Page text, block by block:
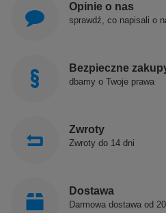
Opinie o nas
sprawdź, co napisali o
Bezpieczne
dbamy o Twoje prawa
Zwroty
Zwroty do 14 dni
Dostawa
Darmowa dostawa od